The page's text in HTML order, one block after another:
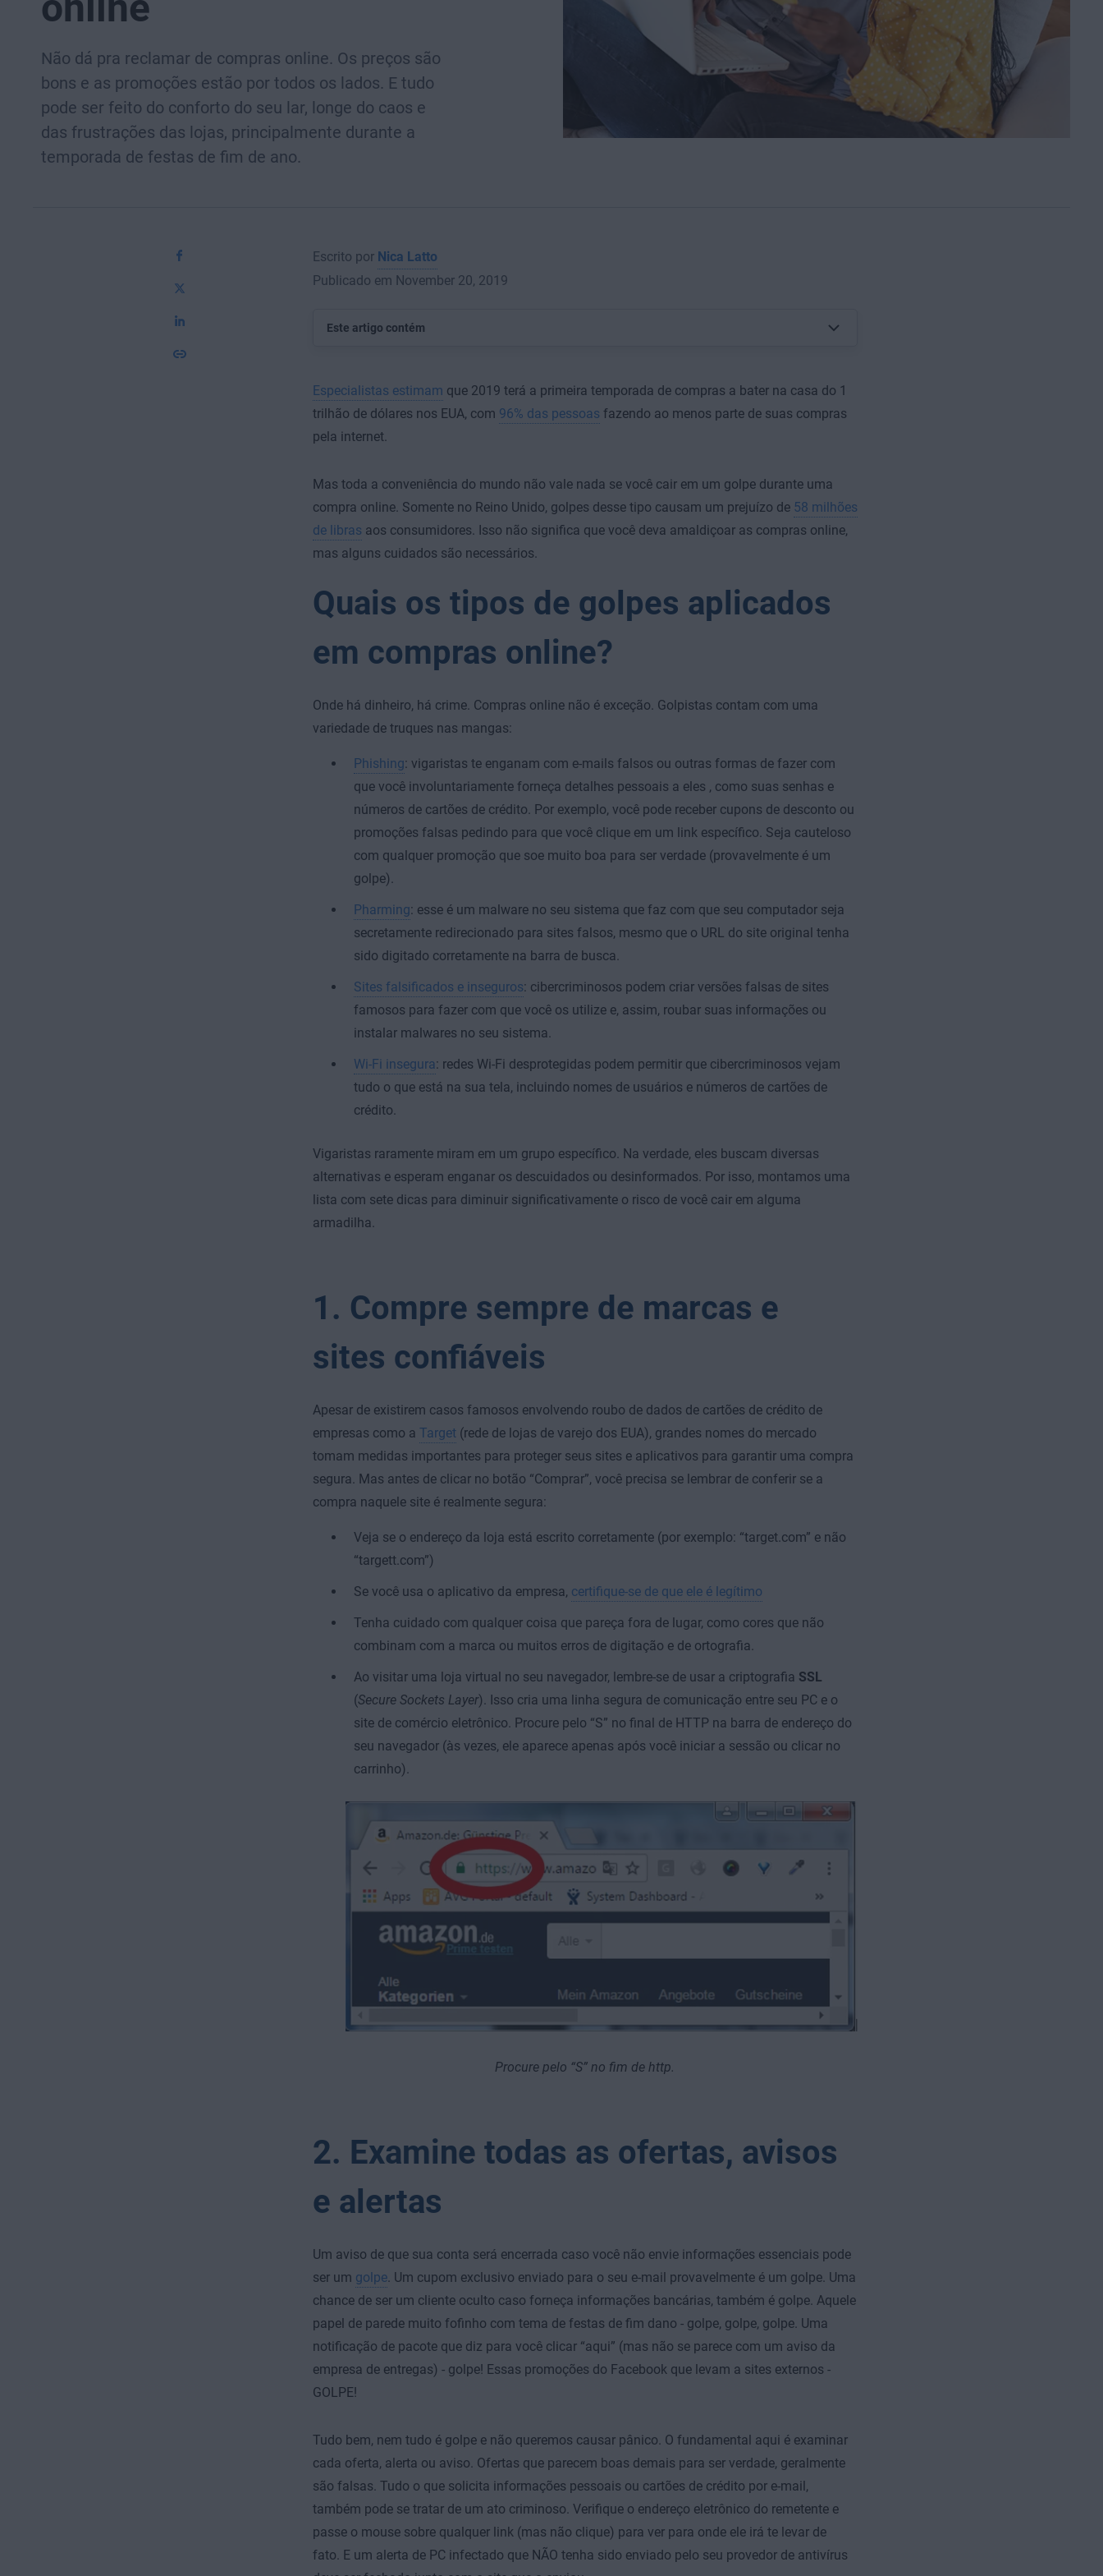
Não dá pra reclamar de compras online. Os preços são
bons e as promoções estão por todos os lados. E tudo
pode ser feito do conforto do seu lar, longe do caos e
das frustrações das lojas, principalmente durante a
temporada de festas de fim de ano.
Escrito por Nica Latto
Publicado em November 20, 2019
Este artigo contém
Especialistas estimam que 2019 terá a primeira temporada de compras a bater na casa do 1
trilhão de dólares nos EUA, com 96% das pessoas fazendo ao menos parte de suas compras
pela internet.
Mas toda a conveniência do mundo não vale nada se você cair em um golpe durante uma
compra online. Somente no Reino Unido, golpes desse tipo causam um prejuízo de 58 milhões
de libras aos consumidores. Isso não significa que você deva amaldiçoar as compras online,
mas alguns cuidados são necessários.
Quais os tipos de golpes aplicados
em compras online?
Onde há dinheiro, há crime. Compras online não é exceção. Golpistas contam com uma
variedade de truques nas mangas:
Phishing: vigaristas te enganam com e-mails falsos ou outras formas de fazer com
que você involuntariamente forneça detalhes pessoais a eles , como suas senhas e
números de cartões de crédito. Por exemplo, você pode receber cupons de desconto ou
promoções falsas pedindo para que você clique em um link específico. Seja cauteloso
com qualquer promoção que soe muito boa para ser verdade (provavelmente é um
golpe).
Pharming: esse é um malware no seu sistema que faz com que seu computador seja
secretamente redirecionado para sites falsos, mesmo que o URL do site original tenha
sido digitado corretamente na barra de busca.
Sites falsificados e inseguros: cibercriminosos podem criar versões falsas de sites
famosos para fazer com que você os utilize e, assim, roubar suas informações ou
instalar malwares no seu sistema.
Wi-Fi insegura: redes Wi-Fi desprotegidas podem permitir que cibercriminosos vejam
tudo o que está na sua tela, incluindo nomes de usuários e números de cartões de
crédito.
Vigaristas raramente miram em um grupo específico. Na verdade, eles buscam diversas
alternativas e esperam enganar os descuidados ou desinformados. Por isso, montamos uma
lista com sete dicas para diminuir significativamente o risco de você cair em alguma
armadilha.
1. Compre sempre de marcas e
sites confiáveis
Apesar de existirem casos famosos envolvendo roubo de dados de cartões de crédito de
empresas como a Target(rede de lojas de varejo dos EUA), grandes nomes do mercado
tomam medidas importantes para proteger seus sites e aplicativos para garantir uma compra
segura. Mas antes de clicar no botão “Comprar”, você precisa se lembrar de conferir se a
compra naquele site é realmente segura:
Veja se o endereço da loja está escrito corretamente (por exemplo: “target.com” e não
“targett.com”)
Se você usa o aplicativo da empresa, certifique-se de que ele é legítimo
Tenha cuidado com qualquer coisa que pareça fora de lugar, como cores que não
combinam com a marca ou muitos erros de digitação e de ortografia.
Ao visitar uma loja virtual no seu navegador, lembre-se de usar a criptografia SSL
(Secure Sockets Layer). Isso cria uma linha segura de comunicação entre seu PC e o
site de comércio eletrônico. Procure pelo “S” no final de HTTP na barra de endereço do
seu navegador (às vezes, ele aparece apenas após você iniciar a sessão ou clicar no
carrinho).
Procure pelo “S” no fim de http.
2. Examine todas as ofertas, avisos
e alertas
Um aviso de que sua conta será encerrada caso você não envie informações essenciais pode
ser um golpe. Um cupom exclusivo enviado para o seu e-mail provavelmente é um golpe. Uma
chance de ser um cliente oculto caso forneça informações bancárias, também é golpe. Aquele
papel de parede muito fofinho com tema de festas de fim dano - golpe, golpe, golpe. Uma
notificação de pacote que diz para você clicar “aqui” (mas não se parece com um aviso da
empresa de entregas) - golpe! Essas promoções do Facebook que levam a sites externos -
GOLPE!
Tudo bem, nem tudo é golpe e não queremos causar pânico. O fundamental aqui é examinar
cada oferta, alerta ou aviso. Ofertas que parecem boas demais para ser verdade, geralmente
são falsas. Tudo o que solicita informações pessoais ou cartões de crédito por e-mail,
também pode se tratar de um ato criminoso. Verifique o endereço eletrônico do remetente e
passe o mouse sobre qualquer link (mas não clique) para ver para onde ele irá te levar de
fato. E um alerta de PC infectado que NÃO tenha sido enviado pelo seu provedor de antivírus